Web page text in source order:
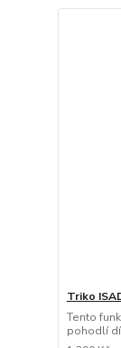
Triko
Tento
pohodlí